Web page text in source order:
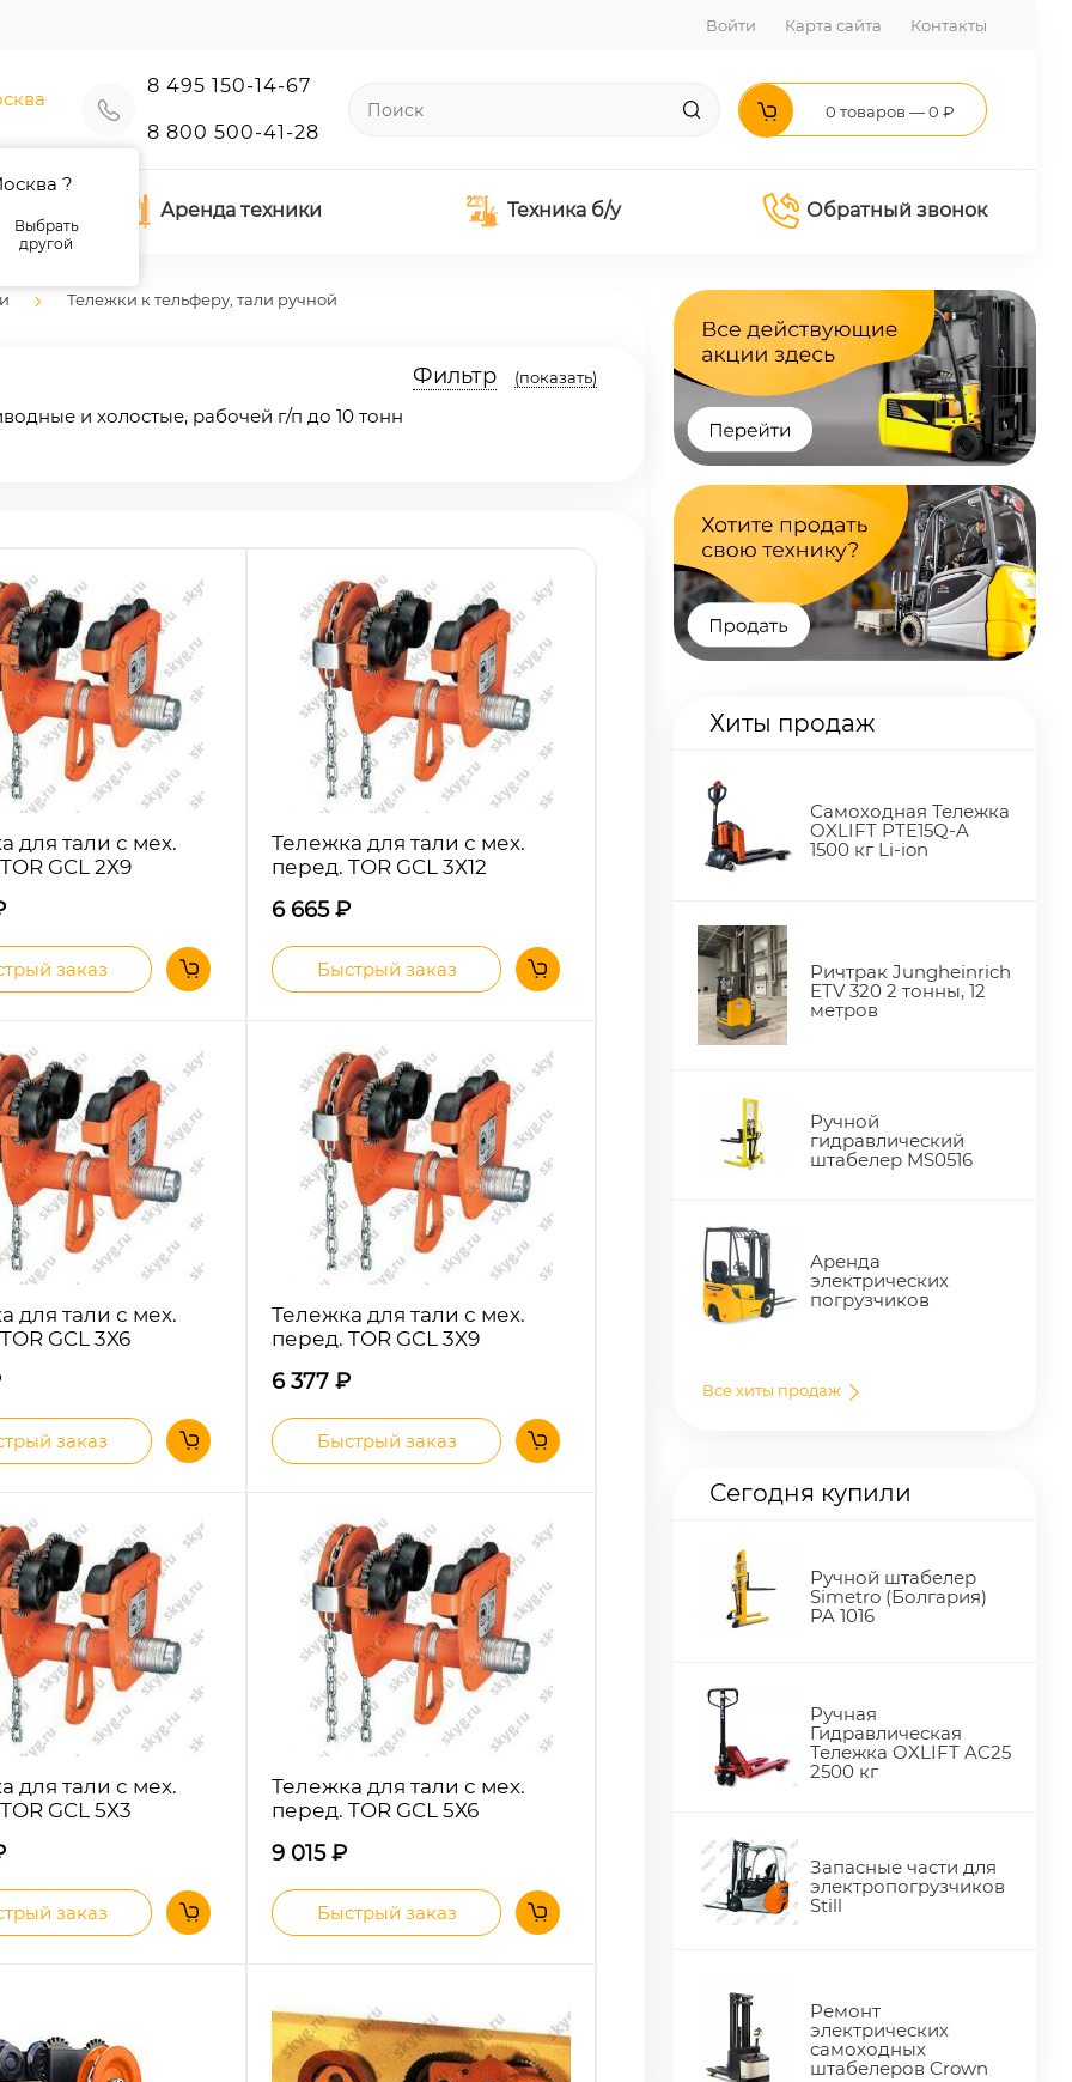
Войти Карта сайта Контакты
?
Выбрать
другой
8 495 150-14-67
8 800 500-41-28
0 товаров — 0 ₽
Аренда техники Техника б/у Обратный звонок
Тележки к тельферу, тали ручной
Фильтр (показать)
и холостые, рабочей г/п до 10 тонн
для тали с мех.
GCL 2Х9
заказ
Тележка для тали с мех.
перед. TOR GCL 3Х12
6 665₽
Быстрый заказ
для тали с мех.
GCL 3Х6
заказ
Тележка для тали с мех.
перед. TOR GCL 3Х9
6 377₽
Быстрый заказ
для тали с мех.
GCL 5Х3
заказ
Тележка для тали с мех.
перед. TOR GCL 5Х6
9 015₽
Быстрый заказ
Хиты продаж
Самоходная Тележка
OXLIFT PTE15Q-A
1500 кг Li-ion
Ричтрак Jungheinrich
ETV 320 2 тонны, 12
метров
Ручной
гидравлический
штабелер MS0516
Аренда
электрических
погрузчиков
Все хиты продаж
Сегодня купили
Ручной штабелер
Simetro (Болгария)
PA 1016
Ручная
Гидравлическая
Тележка OXLIFT AC25
2500 кг
Запасные части для
электропогрузчиков
Still
Ремонт
электрических
самоходных
штабелеров Crown